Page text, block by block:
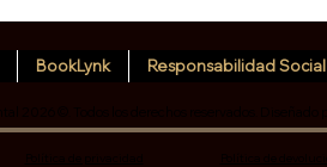
BookLynk Responsabilidad Social